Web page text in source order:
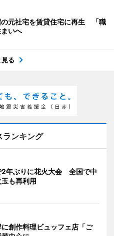
の元社宅を賃貸住宅に再生 「職
いへ
見る
ランキング
2年ぶりに花火大会 全国で中
も再利用
創作料理ビュッフェ店「ご